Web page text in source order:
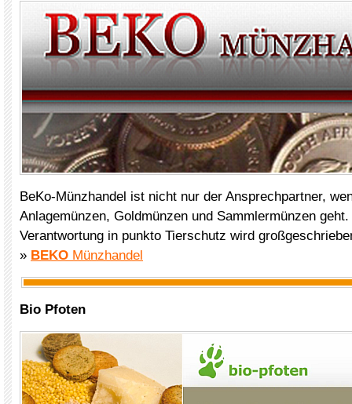
BeKo-Münzhandel ist nicht nur der Ansprechpartner,
Anlagemünzen, Goldmünzen und Sammlermünzen
Verantwortung in punkto Tierschutz wird
» BEKO Münzhandel
Bio Pfoten